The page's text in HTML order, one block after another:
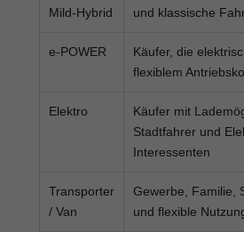
Mild-Hybrid
und klassische
e-POWER
Käufer, die
flexiblem
Elektro
Käufer mit
Stadtfahrer und
Interessenten
Transporter
/ Van
Gewerbe, Familie,
und flexible